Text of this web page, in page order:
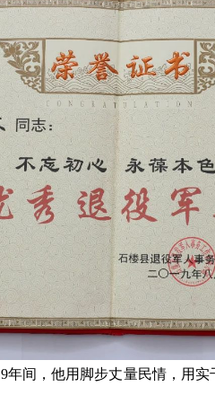
9年间，他用脚步丈量民情，用